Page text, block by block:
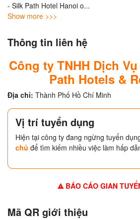
- Silk Path Hotel Hanoi o...
Show more >>>
Thông tin liên hệ
Công ty TNHH Dịch
Path Hotels &
Địa chỉ: Thành Phố Hồ Chí Minh
Vị trí tuyển dụng
Hiện tại công ty đang ngừng tuyển
chủ để tìm kiếm nhiều việc làm hấp
BÁO CÁO GIAN
Mã QR giới thiệu